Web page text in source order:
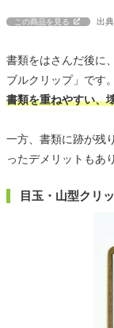
この商品を見る 出
書類をはさんだ後に
ブルクリップ」です。
書類を重ねやすい、
一方、書類に跡が残
ったデメリットもあ
目玉・山型クリ